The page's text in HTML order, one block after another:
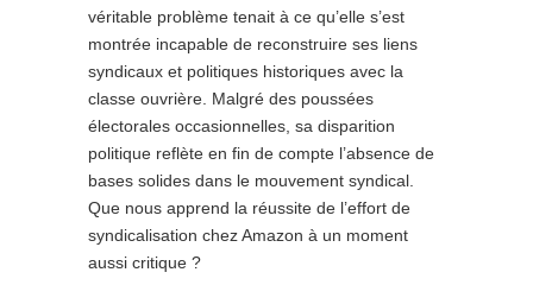
véritable problème tenait à ce qu’elle s’est
montrée incapable de reconstruire ses liens
syndicaux et politiques historiques avec la
classe ouvrière. Malgré des poussées
électorales occasionnelles, sa disparition
politique reflète en fin de compte l’absence de
bases solides dans le mouvement syndical.
Que nous apprend la réussite de l’effort de
syndicalisation chez Amazon à un moment
aussi critique ?